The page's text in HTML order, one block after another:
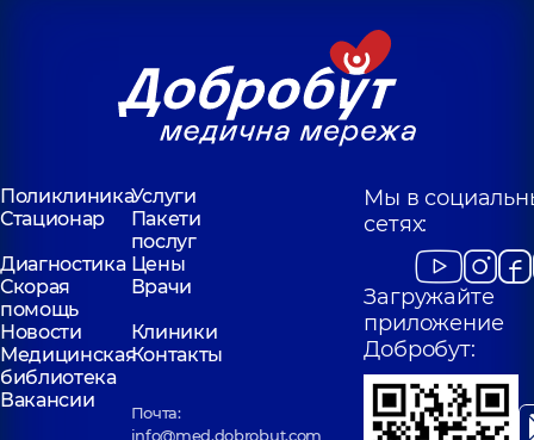
ПоликлиникаУслуги
Стационар
Пакети
послуг
Диагностика Цены
Скорая
помощь
Врачи
Новости
Клиники
Медицинская
библиотека
Контакты
Вакансии
Почта:
info@med.dobrobut.com
Мы в
сетях:
Загружайте
приложение
Добробут: